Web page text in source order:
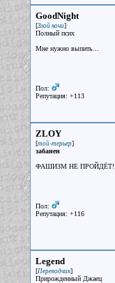
GoodNight
[Злой ночи]
Полный псих
Мне нужно выпить...
Пол:
Репутация: +113
ZLOY
[той-терьер]
забанен
ФАШИЗМ НЕ ПРОЙДЁТ!
Пол:
Репутация: +116
Legend
[Переводчик]
Прирожденный Джаец